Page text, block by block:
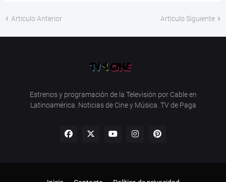
Artículo Anterior Artículo Siguiente
Estrenos y programación de la Televisión por Cable en
Latinoamérica. Noticias de Cine y Música. TV de Paga